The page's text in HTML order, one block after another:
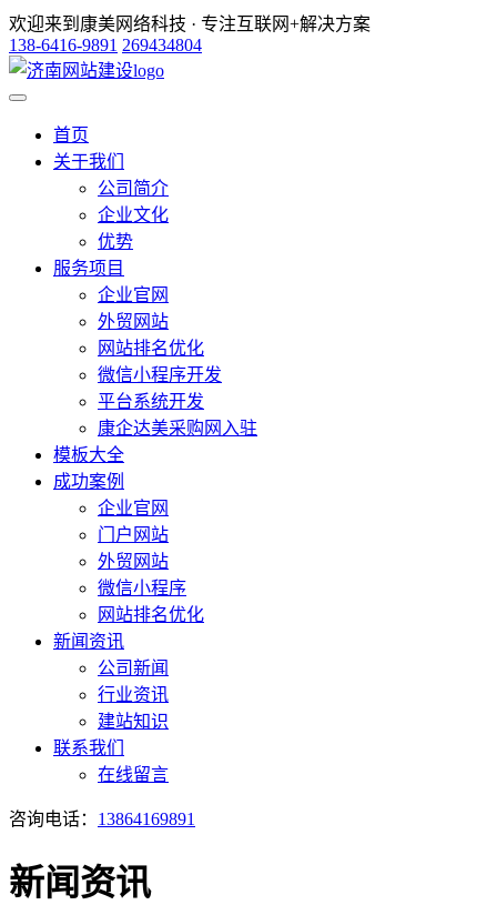
欢迎来到康美网络科技 · 专注互联网+解决方案
138-6416-9891 269434804
首页
关于我们
公司简介
企业文化
优势
服务项目
企业官网
外贸网站
网站排名优化
微信小程序开发
平台系统开发
康企达美采购网入驻
模板大全
成功案例
企业官网
门户网站
外贸网站
微信小程序
网站排名优化
新闻资讯
公司新闻
行业资讯
建站知识
联系我们
在线留言
咨询电话： 13864169891
新闻资讯